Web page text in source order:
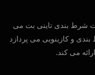
شرط بندی تاینی بت می
و کازینویی می پردازد
می کند.